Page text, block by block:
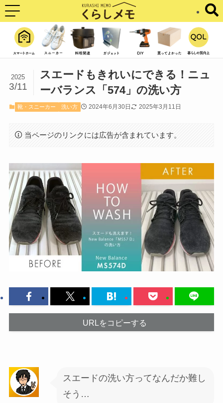
スエードもきれいにできる！ニュ
ーバランス「574」の洗い方
2025
3/11
靴・スニーカー 洗い方 2024年6月30日 2025年3月11日
当ページのリンクには広告が含まれています。
URLをコピーする
スエードの洗い方ってなんだか難し
そう…